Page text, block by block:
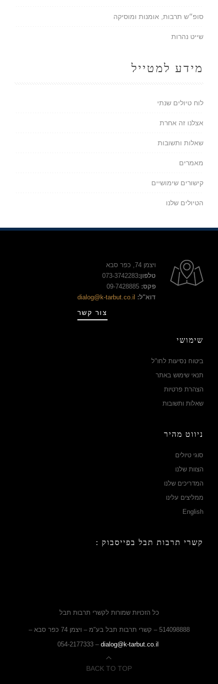
סופ״ש תרבות, אומנות ומוסיקה
שייט נהרות
מידע למטייל
לוח טיולים שנתי
אצלנו זה אחרת
שאלות ותשובות
מאמרים
קישורים שימושיים
הטיולים שלנו
ויצמן 74, כפר סבא
טלפון:073-3742283
פקס:
דוא"ל: dialog@k-tarbut.co.il
צור קשר
שימושי
ביטוח נסיעות לחו"ל
תנאי שימוש באתר
הצהרת פרטיות
שאלות ותשובות
ניווט מהיר
סוגי טיולים
הצוות שלנו
המדריכים שלנו
ממליצים עלינו
English
קשרי תרבות תבל בפייסבוק :
כל הזכויות שמורות לקשרי תרבות תבל
514098888 – קשרי תרבות תבל בע"מ – ויצמן 74 כפר סבא –
dialog@k-tarbut.co.il
– 054-2177333
BACK TO TOP